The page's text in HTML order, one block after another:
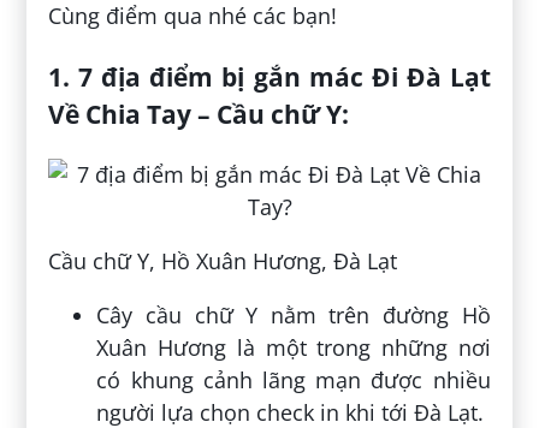
Cùng điểm qua nhé các bạn!
1.7 địa điểm bị gắn mác Đi Đà Lạt
Về Chia Tay – Cầu chữ Y:
Cầu chữ Y, Hồ Xuân Hương, Đà Lạt
Cây cầu chữ Y nằm trên đường Hồ
Xuân Hương là một trong những nơi
có khung cảnh lãng mạn được nhiều
người lựa chọn check in khi tới Đà Lạt.